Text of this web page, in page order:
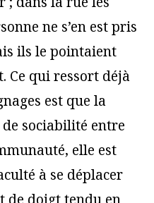
ne s’en est pris
ils le pointaient
Ce qui ressort déjà
est que la
sociabilité entre
elle est
à se déplacer